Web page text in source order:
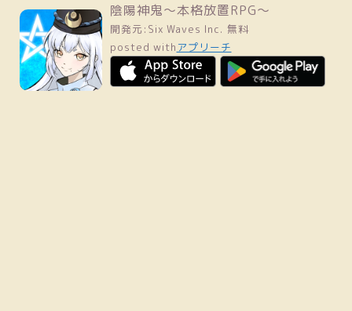
陰陽神鬼～本格放置RPG～
開発元: Six Waves Inc. 無料
posted with アプリーチ